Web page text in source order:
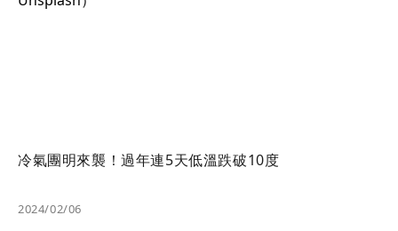
冷氣團明來襲！過年連5天低溫跌破10度
2024/02/06